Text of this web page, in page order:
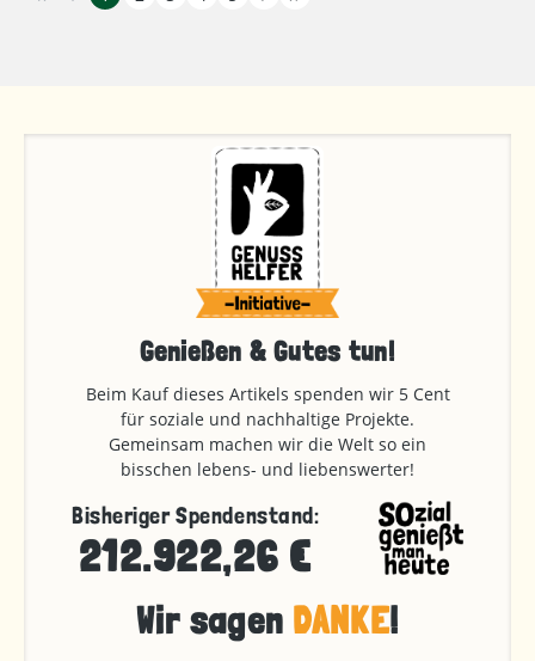
Genießen & Gutes tun!
Beim Kauf dieses Artikels spenden wir 5 Cent
für soziale und nachhaltige Projekte.
Gemeinsam machen wir die Welt so ein
bisschen lebens- und liebenswerter!
Bisheriger Spendenstand:
212.922,26 €
Wir sagen DANKE!